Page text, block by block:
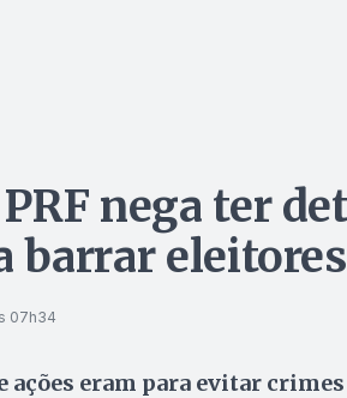
nega ter
barrar eleitores
07h34
ações eram para evitar